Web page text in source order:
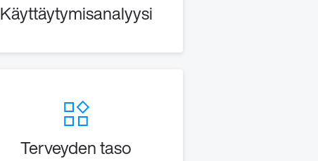
Käyttäytymisanalyysi
Terveyden taso